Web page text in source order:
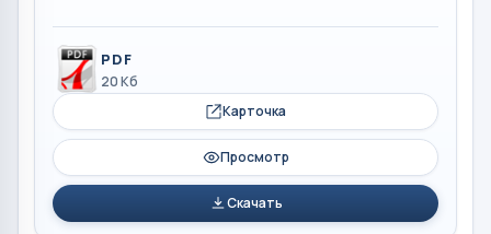
PDF
20 Кб
Карточка
Просмотр
Скачать